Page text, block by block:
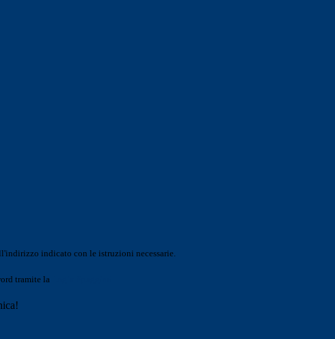
indicato con le istruzioni necessarie.
tramite la